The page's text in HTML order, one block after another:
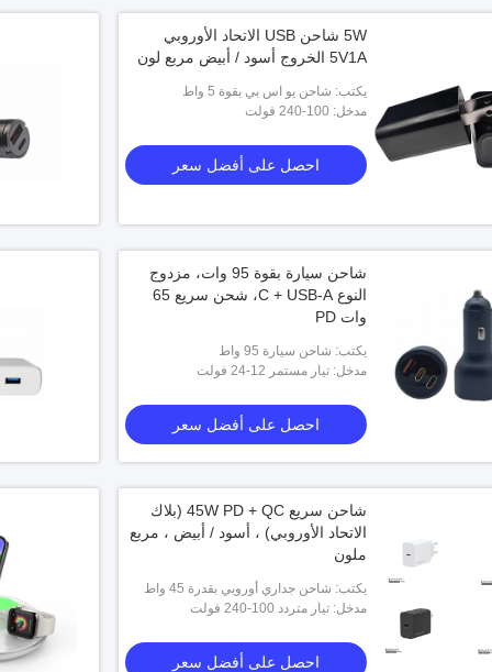
5W شاحن USB الاتحاد الأوروبي
5V1A الخروج أسود / أبيض مربع لون
يكتب: شاحن يو اس بي بقوة 5 واط
مدخل: 100-240 فولت
احصل على أفضل سعر
شاحن سيارة بقوة 95 وات، مزدوج
النوع C + USB-A، شحن سريع 65
وات PD
يكتب: شاحن سيارة 95 واط
مدخل: تيار مستمر 12-24 فولت
احصل على أفضل سعر
شاحن سريع 45W PD + QC (بلاك
الاتحاد الأوروبي) ، أسود / أبيض ، مربع
ملون
يكتب: شاحن جداري أوروبي بقدرة 45 واط
مدخل: تيار متردد 100-240 فولت
احصل على أفضل سعر